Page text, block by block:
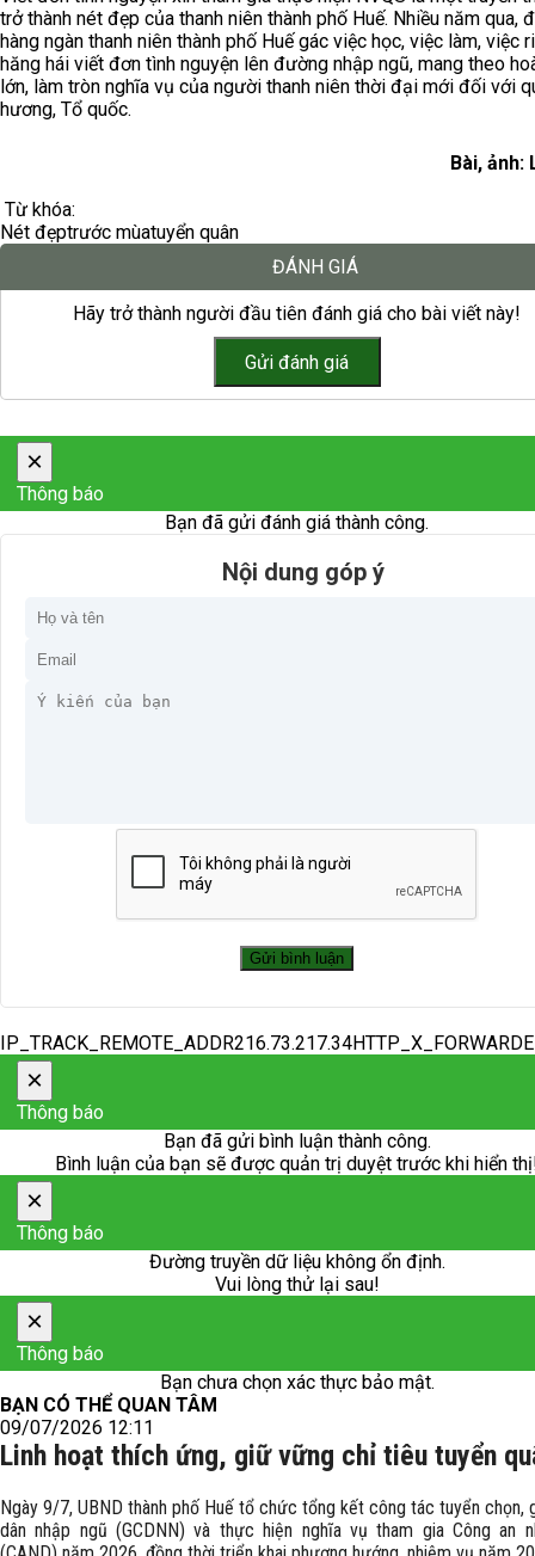
trở thành nét đẹp của thanh niên thành phố Huế. Nhiều năm qua,
hàng ngàn thanh niên thành phố Huế gác việc học, việc làm, việc
hăng hái viết đơn tình nguyện lên đường nhập ngũ, mang theo
lớn, làm tròn nghĩa vụ của người thanh niên thời đại mới đối với
hương, Tổ quốc.
Bài, ảnh:
Từ khóa:
Nét đẹptrước mùatuyển quân
ĐÁNH GIÁ
Hãy trở thành người đầu tiên đánh giá cho bài viết này!
×
Thông báo
Bạn đã gửi đánh giá thành công.
Nội dung góp ý
×
Thông báo
Bạn đã gửi bình luận thành công.
Bình luận của bạn sẽ được quản trị duyệt trước khi hiển
×
Thông báo
Đường truyền dữ liệu không ổn định.
Vui lòng thử lại sau!
×
Thông báo
Bạn chưa chọn xác thực bảo mật.
BẠN CÓ THỂ QUAN TÂM
09/07/2026 12:11
Linh hoạt thích ứng, giữ vững chỉ tiêu tuyển
Ngày 9/7, UBND thành phố Huế tổ chức tổng kết công tác tuyển chọn,
dân nhập ngũ (GCDNN) và thực hiện nghĩa vụ tham gia Công an